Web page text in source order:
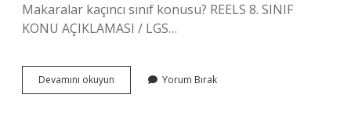
Makaralar kaçıncı sınıf konusu? REELS 8. SINIF
KONU AÇIKLAMASI / LGS…
Devamını okuyun
Nedir
Yorum Bırak